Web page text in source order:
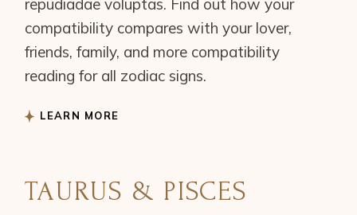
repudiadae voluptas. Find out how your
compatibility compares with your lover,
friends, family, and more compatibility
reading for all zodiac signs.
LEARN MORE
TAURUS & PISCES